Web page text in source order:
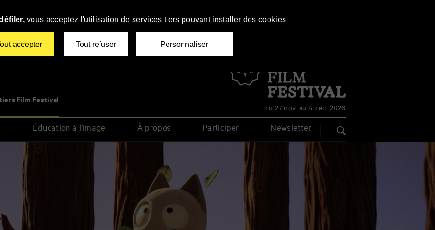
Film Festival
du 27 nov. au 4 déc. 2026
Éducation à l’image À propos Participer Newsletter
vous acceptez l'utilisation de services tiers pouvant installer des cookies
accepter Tout refuser Personnaliser